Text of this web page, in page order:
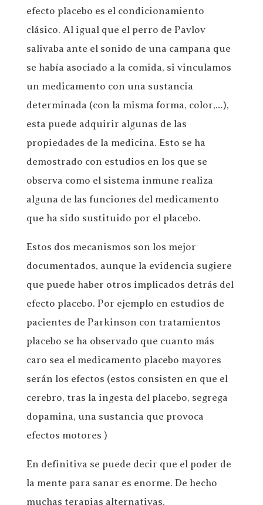
efecto placebo es el condicionamiento
clásico. Al igual que el perro de Pavlov
salivaba ante el sonido de una campana que
se había asociado a la comida, si vinculamos
un medicamento con una sustancia
determinada (con la misma forma, color,…),
esta puede adquirir algunas de las
propiedades de la medicina. Esto se ha
demostrado con estudios en los que se
observa como el sistema inmune realiza
alguna de las funciones del medicamento
que ha sido sustituido por el placebo.
Estos dos mecanismos son los mejor
documentados, aunque la evidencia sugiere
que puede haber otros implicados detrás del
efecto placebo. Por ejemplo en estudios de
pacientes de Parkinson con tratamientos
placebo se ha observado que cuanto más
caro sea el medicamento placebo mayores
serán los efectos (estos consisten en que el
cerebro, tras la ingesta del placebo, segrega
dopamina, una sustancia que provoca
efectos motores )
En definitiva se puede decir que el poder de
la mente para sanar es enorme. De hecho
muchas terapias alternativas,